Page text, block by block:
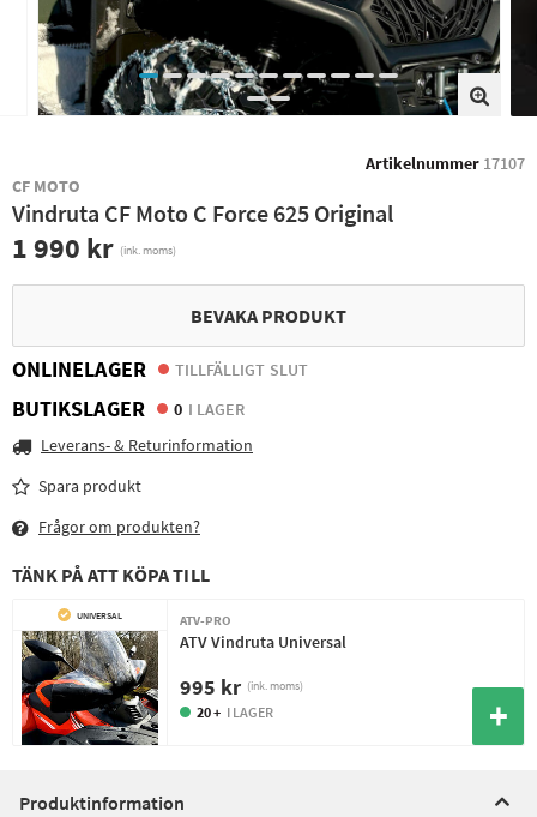
Artikelnummer 17107
CF MOTO
Vindruta CF Moto C Force 625 Original
1 990 kr (ink. moms)
BEVAKA PRODUKT
ONLINELAGER TILLFÄLLIGT SLUT
BUTIKSLAGER 0 I LAGER
Leverans- & Returinformation
Spara produkt
Frågor om produkten?
TÄNK PÅ ATT KÖPA TILL
UNIVERSAL ATV-PRO
ATV Vindruta Universal
995 kr (ink. moms)
20 + I LAGER
Produktinformation